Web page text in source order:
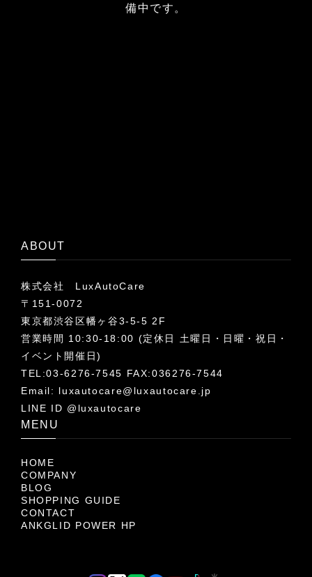
備中です。
ABOUT
株式会社 LuxAutoCare
〒151-0072
東京都渋谷区幡ヶ谷3-5-5 2F
営業時間 10:30-18:00 (定休日 土曜日・日曜・祝日・
イベント開催日)
TEL:03-6276-7545 FAX:036276-7544
Email: luxautocare@luxautocare.jp
LINE ID @luxautocare
MENU
HOME
COMPANY
BLOG
SHOPPING GUIDE
CONTACT
ANKGLID POWER HP